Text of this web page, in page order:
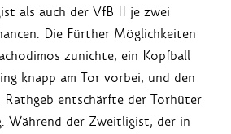
als auch der VfB II je zwei
Die Fürther Möglichkeiten
zunichte, ein Kopfball
knapp am Tor vorbei, und den
Rathgeb entschärfte der Torhüter
Während der Zweitligist, der in